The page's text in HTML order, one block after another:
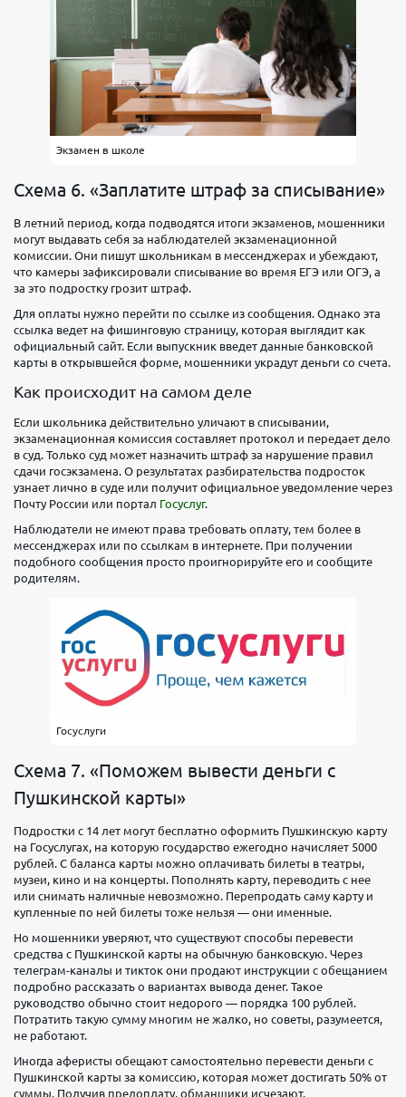
Экзамен в школе
Схема 6. «Заплатите штраф за списывание»
В летний период, когда подводятся итоги экзаменов, мошенники
могут выдавать себя за наблюдателей экзаменационной
комиссии. Они пишут школьникам в мессенджерах и убеждают,
что камеры зафиксировали списывание во время ЕГЭ или ОГЭ, а
за это подростку грозит штраф.
Для оплаты нужно перейти по ссылке из сообщения. Однако эта
ссылка ведет на фишинговую страницу, которая выглядит как
официальный сайт. Если выпускник введет данные банковской
карты в открывшейся форме, мошенники украдут деньги со счета.
Как происходит на самом деле
Если школьника действительно уличают в списывании,
экзаменационная комиссия составляет протокол и передает дело
в суд. Только суд может назначить штраф за нарушение правил
сдачи госэкзамена. О результатах разбирательства подросток
узнает лично в суде или получит официальное уведомление через
Почту России или портал Госуслуг.
Наблюдатели не имеют права требовать оплату, тем более в
мессенджерах или по ссылкам в интернете. При получении
подобного сообщения просто проигнорируйте его и сообщите
родителям.
Госуслуги
Схема 7. «Поможем вывести деньги с
Пушкинской карты»
Подростки с 14 лет могут бесплатно оформить Пушкинскую карту
на Госуслугах, на которую государство ежегодно начисляет 5000
рублей. С баланса карты можно оплачивать билеты в театры,
музеи, кино и на концерты. Пополнять карту, переводить с нее
или снимать наличные невозможно. Перепродать саму карту и
купленные по ней билеты тоже нельзя — они именные.
Но мошенники уверяют, что существуют способы перевести
средства с Пушкинской карты на обычную банковскую. Через
телеграм-каналы и тикток они продают инструкции с обещанием
подробно рассказать о вариантах вывода денег. Такое
руководство обычно стоит недорого — порядка 100 рублей.
Потратить такую сумму многим не жалко, но советы, разумеется,
не работают.
Иногда аферисты обещают самостоятельно перевести деньги с
Пушкинской карты за комиссию, которая может достигать 50% от
суммы. Получив предоплату, обманщики исчезают.